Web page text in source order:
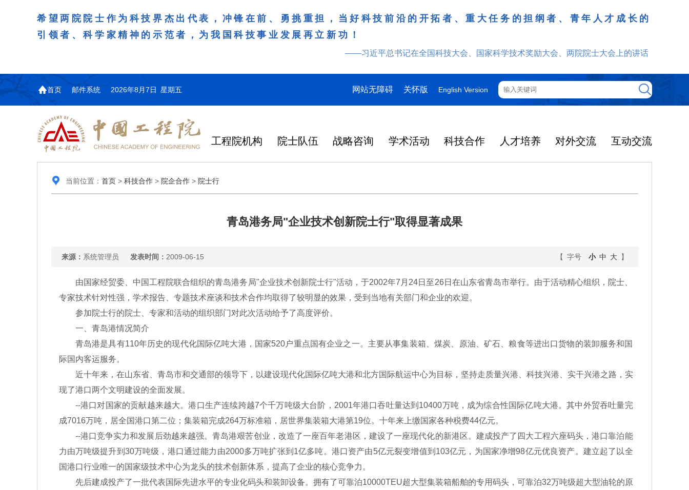
希望两院院士作为科技界杰出代表，冲锋在前、勇挑重担，当好科技前沿的开拓者、重大任务的担纲者、青年人才成长的
引领者、科学家精神的示范者，为我国科技事业发展再立新功！
——习近平总书记在全国科技大会、国家科学技术奖励大会、两院院士大会上的讲话
首页 邮件系统 2026年8月7日 星期五 网站无障碍 关怀版 English Version
工程院机构 院士队伍 战略咨询 学术活动 科技合作 人才培养 对外交流 互动交流
当前位置： 首页> 科技合作> 院企合作> 院士行
青岛港务局"企业技术创新院士行"取得显著成果
来源： 系统管理员 发表时间： 2009-06-15 【 字号 小 中 大】
由国家经贸委、中国工程院联合组织的青岛港务局"企业技术创新院士行"活动，于2002年7月24日至26日在山东省青岛市举行。由于活动精心组织，院士、
专家技术针对性强，学术报告、专题技术座谈和技术合作均取得了较明显的效果，受到当地有关部门和企业的欢迎。
参加院士行的院士、专家和活动的组织部门对此次活动给予了高度评价。
一、青岛港情况简介
青岛港是具有110年历史的现代化国际亿吨大港，国家520户重点国有企业之一。主要从事集装箱、煤炭、原油、矿石、粮食等进出口货物的装卸服务和国
际国内客运服务。
近十年来，在山东省、青岛市和交通部的领导下，以建设现代化国际亿吨大港和北方国际航运中心为目标，坚持走质量兴港、科技兴港、实干兴港之路，实
现了港口两个文明建设的全面发展。
--港口对国家的贡献越来越大。港口生产连续跨越7个千万吨级大台阶，2001年港口吞吐量达到10400万吨，成为综合性国际亿吨大港。其中外贸吞吐量完
成7016万吨，居全国港口第二位；集装箱完成264万标准箱，居世界集装箱大港第19位。十年来上缴国家各种税费44亿元。
--港口竞争实力和发展后劲越来越强。青岛港艰苦创业，改造了一座百年老港区，建设了一座现代化的新港区。建成投产了四大工程六座码头，港口靠泊能
力由万吨级提升到30万吨级，港口通过能力由2000多万吨扩张到1亿多吨。港口资产由5亿元裂变增值到103亿元，为国家净增98亿元优良资产。建立起了以全
国港口行业唯一的国家级技术中心为龙头的技术创新体系，提高了企业的核心竞争力。
先后建成投产了一批代表国际先进水平的专业化码头和装卸设备。拥有了可靠泊10000TEU超大型集装箱船舶的专用码头，可靠泊32万吨级超大型油轮的原